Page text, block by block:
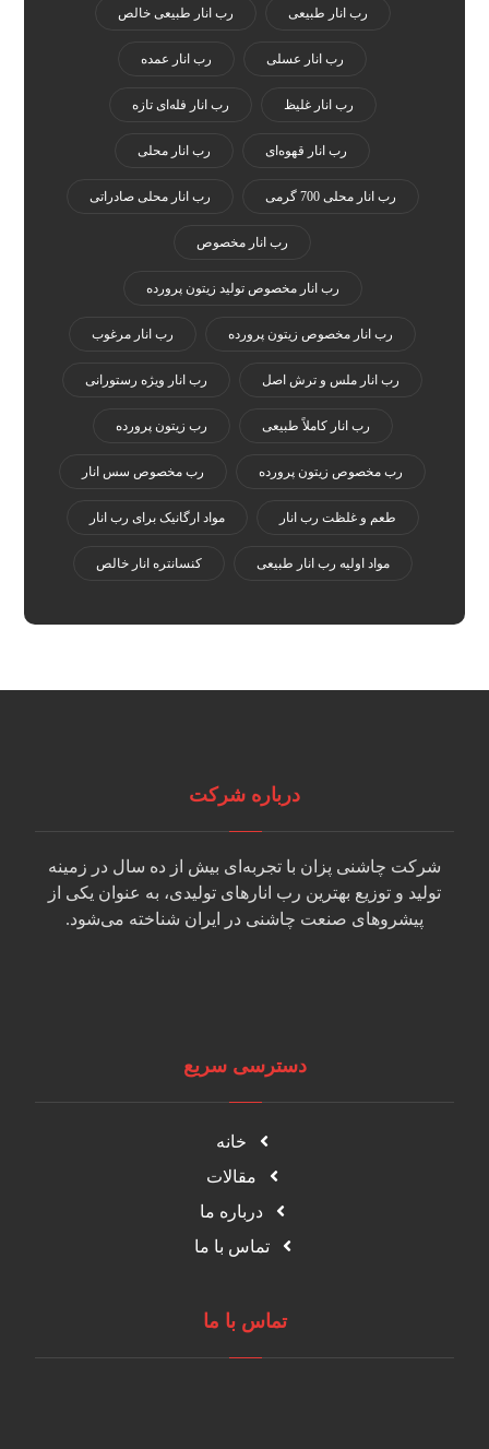
رب انار طبیعی رب انار طبیعی خالص
رب انار عسلی رب انار عمده
رب انار غلیظ رب انار فله‌ای تازه
رب انار قهوه‌ای رب انار محلی
رب انار محلی 700 گرمی رب انار محلی صادراتی
رب انار مخصوص
رب انار مخصوص تولید زیتون پرورده
رب انار مخصوص زیتون پرورده رب انار مرغوب
رب انار ملس و ترش اصل رب انار ویژه رستورانی
رب انار کاملاً طبیعی رب زیتون پرورده
رب مخصوص زیتون پرورده رب مخصوص سس انار
طعم و غلظت رب انار مواد ارگانیک برای رب انار
مواد اولیه رب انار طبیعی کنسانتره انار خالص
درباره شرکت
شرکت چاشنی پزان با تجربه‌ای بیش از ده سال در زمینه
تولید و توزیع بهترین رب انارهای تولیدی، به عنوان یکی از
پیشروهای صنعت چاشنی در ایران شناخته می‌شود.
دسترسی سریع
خانه
مقالات
درباره ما
تماس با ما
تماس با ما